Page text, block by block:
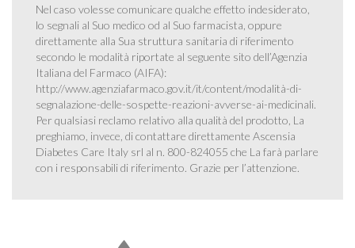
Nel caso volesse comunicare qualche effetto indesiderato,
lo segnali al Suo medico od al Suo farmacista, oppure
direttamente alla Sua struttura sanitaria di riferimento
secondo le modalità riportate al seguente sito dell’Agenzia
Italiana del Farmaco (AIFA):
http://www.agenziafarmaco.gov.it/it/content/modalità-di-
segnalazione-delle-sospette-reazioni-avverse-ai-medicinali.
Per qualsiasi reclamo relativo alla qualità del prodotto, La
preghiamo, invece, di contattare direttamente Ascensia
Diabetes Care Italy srl al n. 800-824055 che La farà parlare
con i responsabili di riferimento. Grazie per l’attenzione.